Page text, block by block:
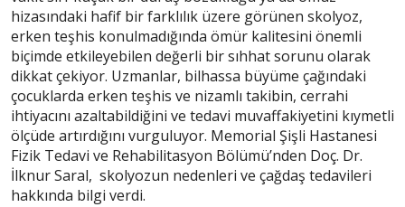
hizasındaki hafif bir farklılık üzere görünen skolyoz,
erken teşhis konulmadığında ömür kalitesini önemli
biçimde etkileyebilen değerli bir sıhhat sorunu olarak
dikkat çekiyor. Uzmanlar, bilhassa büyüme çağındaki
çocuklarda erken teşhis ve nizamlı takibin, cerrahi
ihtiyacını azaltabildiğini ve tedavi muvaffakiyetini kıymetli
ölçüde artırdığını vurguluyor. Memorial Şişli Hastanesi
Fizik Tedavi ve Rehabilitasyon Bölümü’nden Doç. Dr.
İlknur Saral, skolyozun nedenleri ve çağdaş tedavileri
hakkında bilgi verdi.